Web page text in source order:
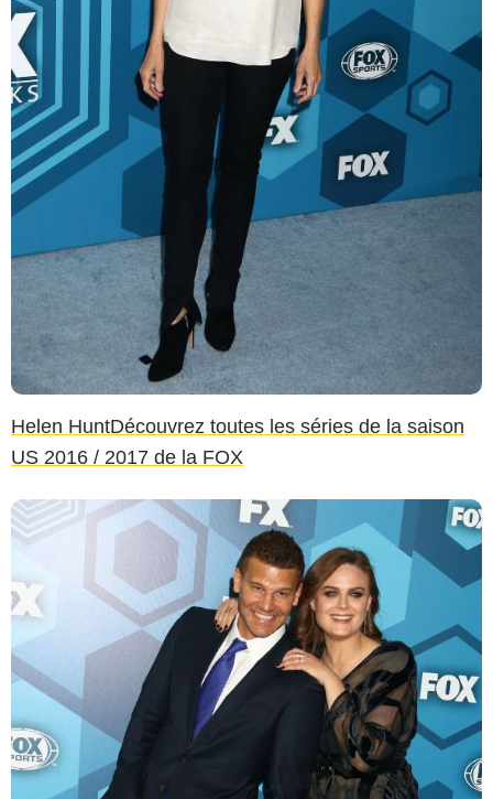
Helen HuntDécouvrez toutes les séries de la saison
US 2016 / 2017 de la FOX